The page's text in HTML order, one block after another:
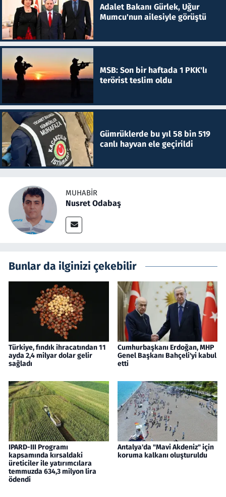
Adalet Bakanı Gürlek, Uğur
Mumcu'nun ailesiyle görüştü
MSB: Son bir haftada 1 PKK'lı
terörist teslim oldu
Gümrüklerde bu yıl 58 bin 519
canlı hayvan ele geçirildi
MUHABIR
Nusret Odabaş
Bunlar da ilginizi çekebilir
Türkiye, fındık ihracatından 11
ayda 2,4 milyar dolar gelir
sağladı
Cumhurbaşkanı Erdoğan, MHP
Genel Başkanı Bahçeli'yi kabul
etti
IPARD-III Programı
kapsamında kırsaldaki
üreticiler ile yatırımcılara
temmuzda 634,3 milyon lira
ödendi
Antalya'da "Mavi Akdeniz" için
koruma kalkanı oluşturuldu